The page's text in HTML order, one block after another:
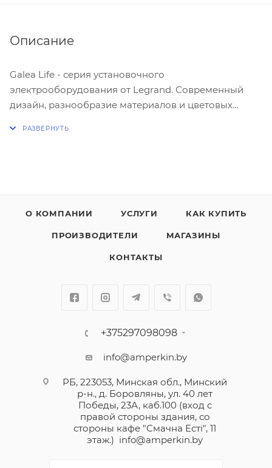
Описание
Galea Life - серия установочного
электрооборудования от Legrand. Современный
дизайн, разнообразие материалов и цветовых
Многие дизайнеры отмечают, что
хорошо вписываются как в классический интерьер,
так и в современный, оформленный в стиле
выпускаются в 5 цветах, а цветовых вариантов
В изготовлении выключателей и рамок
привычные всем, но и дерево, искусственный
камень и даже кожа.
О КОМПАНИИ УСЛУГИ КАК КУПИТЬ
ПРОИЗВОДИТЕЛИ МАГАЗИНЫ
КОНТАКТЫ
+375297098098
info@amperkin.by
РБ, 223053, Минская обл., Минский
р-н., д. Боровляны, ул. 40 лет
Победы, 23А, каб.100 (вход с
правой стороны здания, со
стороны кафе "Смачна Естi", 11
этаж.) info@amperkin.by